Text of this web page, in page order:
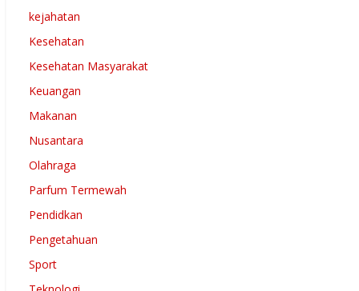
kejahatan
Kesehatan
Kesehatan Masyarakat
Keuangan
Makanan
Nusantara
Olahraga
Parfum Termewah
Pendidkan
Pengetahuan
Sport